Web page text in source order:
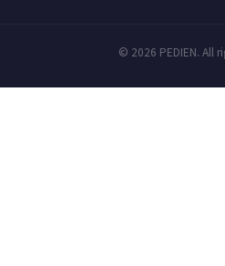
© 2026 PEDIEN. All